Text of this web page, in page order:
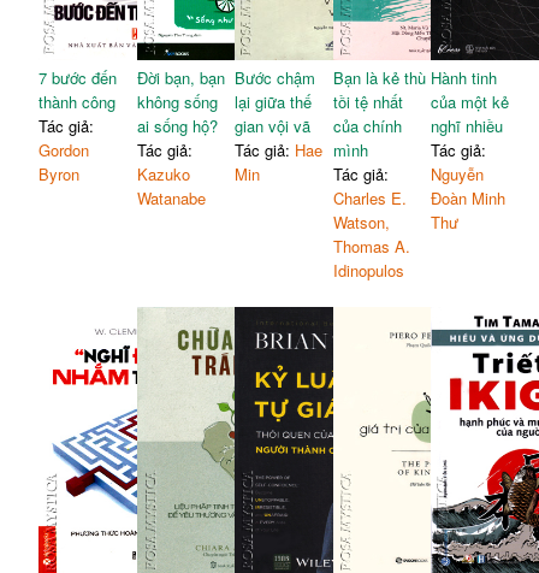
7 bước đến
thành công
Tác giả:
Gordon
Byron
Đời bạn, bạn
không sống
ai sống hộ?
Tác giả:
Kazuko
Watanabe
Bước chậm
lại giữa thế
gian vội vã
Tác giả: Hae
Min
Bạn là kẻ thù
tồi tệ nhất
của chính
mình
Tác giả:
Charles E.
Watson,
Thomas A.
Idinopulos
Hành tinh
của một kẻ
nghĩ nhiều
Tác giả:
Nguyễn
Đoàn Minh
Thư